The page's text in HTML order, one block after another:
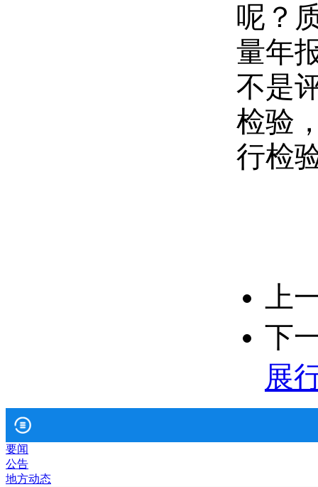
呢？
量年
不是
检验
行检
上
下
展
要闻
公告
地方动态